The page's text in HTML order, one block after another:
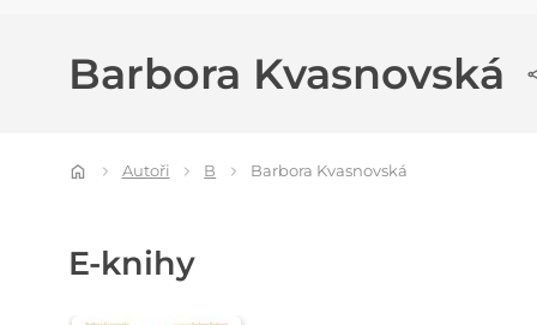
Barbora Kvasnovská
Autoři B Barbora Kvasnovská
E-knihy